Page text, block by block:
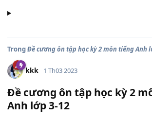
TrongĐề cương ôn tập học kỳ 2 môn tiếng Anh
kkk 1 Th03 2023
Đề cương ôn tập học kỳ 2
Anh lớp 3-12